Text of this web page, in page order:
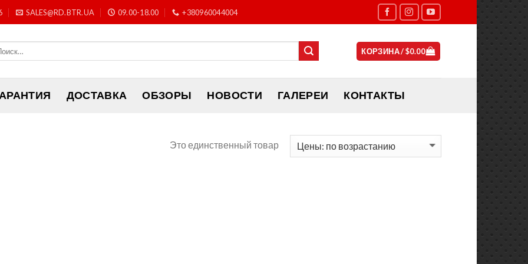
SALES@RD.BTR.UA 09.00-18.00 +380960044004
КОРЗИНА /$0.00
ДОСТАВКА ОБЗОРЫ НОВОСТИ ГАЛЕРЕИ КОНТАКТЫ
Это единственный товар